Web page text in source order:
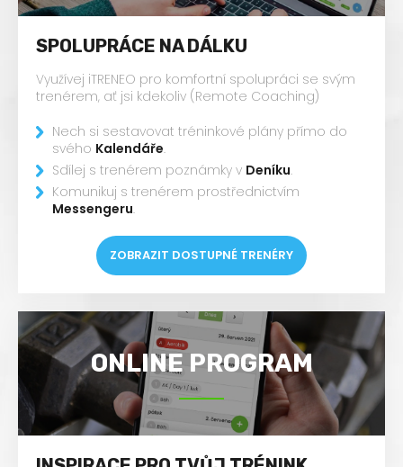
SPOLUPRÁCE NA DÁLKU
Využívej iTRENEO pro komfortní spolupráci se svým
trenérem, ať jsi kdekoliv (Remote Coaching)
Nech si sestavovat tréninkové plány přímo do
svého Kalendáře.
Sdílej s trenérem poznámky v Deníku.
Komunikuj s trenérem prostřednictvím
Messengeru.
ZOBRAZIT DOSTUPNÉ TRENÉRY
ONLINE PROGRAM